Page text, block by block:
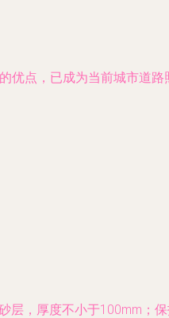
优点，已成为当前城市道
层，厚度不小于100mm；